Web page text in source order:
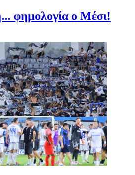
φημολογία o Μέσι!